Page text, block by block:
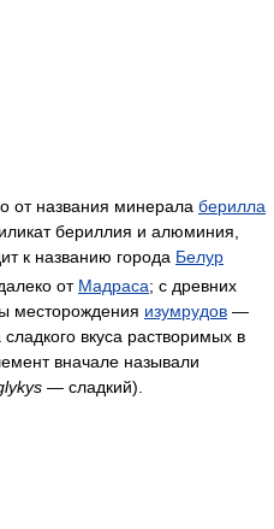
от названия минерала берилла
бериллия и алюминия,
к названию города Белур
от Мадраса; с древних
месторождения изумрудов —
вкуса растворимых в
вначале называли
— сладкий).